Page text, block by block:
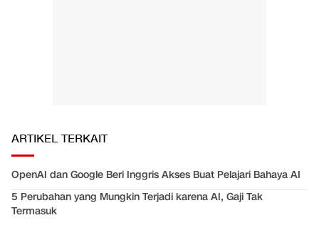
ARTIKEL TERKAIT
OpenAI dan Google Beri Inggris Akses Buat Pelajari Bahaya AI
5 Perubahan yang Mungkin Terjadi karena AI, Gaji Tak
Termasuk